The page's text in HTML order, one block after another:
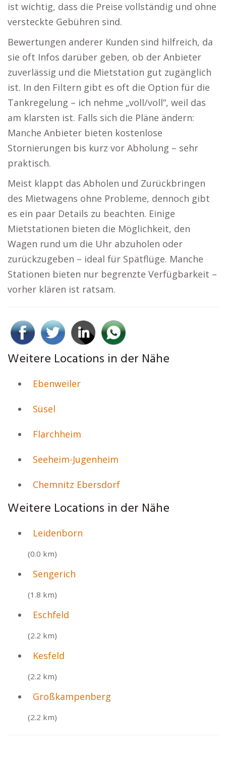
ist wichtig, dass die Preise vollständig und ohne
versteckte Gebühren sind.
Bewertungen anderer Kunden sind hilfreich, da
sie oft Infos darüber geben, ob der Anbieter
zuverlässig und die Mietstation gut zugänglich
ist. In den Filtern gibt es oft die Option für die
Tankregelung – ich nehme „voll/voll“, weil das
am klarsten ist. Falls sich die Pläne ändern:
Manche Anbieter bieten kostenlose
Stornierungen bis kurz vor Abholung – sehr
praktisch.
Meist klappt das Abholen und Zurückbringen
des Mietwagens ohne Probleme, dennoch gibt
es ein paar Details zu beachten. Einige
Mietstationen bieten die Möglichkeit, den
Wagen rund um die Uhr abzuholen oder
zurückzugeben – ideal für Spätflüge. Manche
Stationen bieten nur begrenzte Verfügbarkeit –
vorher klären ist ratsam.
Weitere Locations in der Nähe
Ebenweiler
Süsel
Flarchheim
Seeheim-Jugenheim
Chemnitz Ebersdorf
Weitere Locations in der Nähe
Leidenborn
(0.0 km)
Sengerich
(1.8 km)
Eschfeld
(2.2 km)
Kesfeld
(2.2 km)
Großkampenberg
(2.2 km)